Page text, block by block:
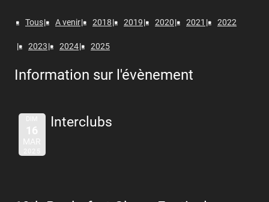
Tous A venir 2018 2019 2020 2021 2022
2023 2024 2025
Information sur l'évènement
DIM
16
MAR
2025
Interclubs